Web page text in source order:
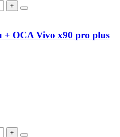
+
+ OCA Vivo x90 pro plus
+